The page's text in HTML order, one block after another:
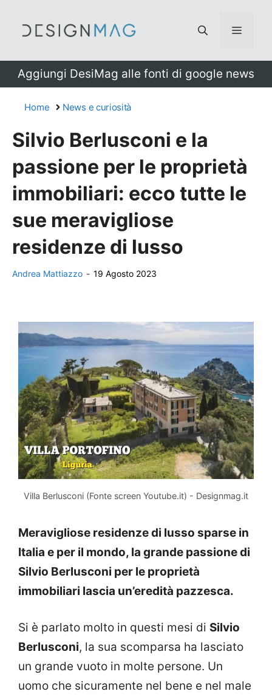
Menu
Aggiungi DesiMag alle fonti di google news
Home News e curiosità
Silvio Berlusconi e la
passione per le proprietà
immobiliari: ecco tutte le
sue meravigliose
residenze di lusso
Andrea Mattiazzo - 19 Agosto 2023
Villa Berlusconi (Fonte screen Youtube.it) - Designmag.it
Meravigliose residenze di lusso sparse in
Italia e per il mondo, la grande passione di
Silvio Berlusconi per le proprietà
immobiliari lascia un’eredità pazzesca.
Si è parlato molto in questi mesi di Silvio
Berlusconi, la sua scomparsa ha lasciato
un grande vuoto in molte persone. Un
uomo che sicuramente nel bene e nel male